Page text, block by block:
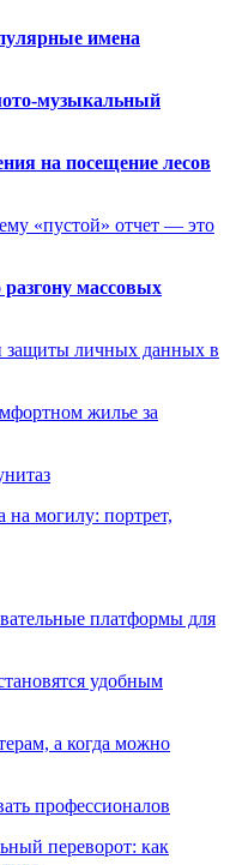
имена
музыкальный
на посещение лесов
«пустой» отчет — это
массовых
защиты личных данных в
жилье за
на могилу: портрет,
платформы для
удобным
а когда можно
профессионалов
переворот: как